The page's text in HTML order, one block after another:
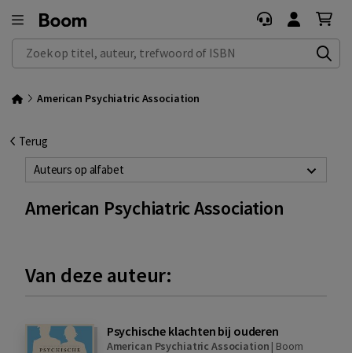
Zoek op titel, auteur, trefwoord of ISBN
American Psychiatric Association
Terug
Auteurs op alfabet
American Psychiatric Association
Van deze auteur:
Psychische klachten bij ouderen
American Psychiatric Association | Boom